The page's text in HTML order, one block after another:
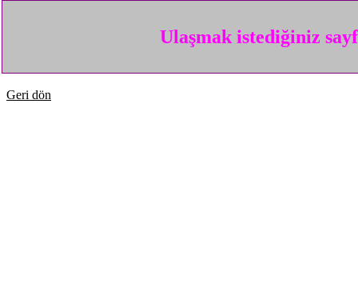
Ulaşmak istediğiniz
Geri dön